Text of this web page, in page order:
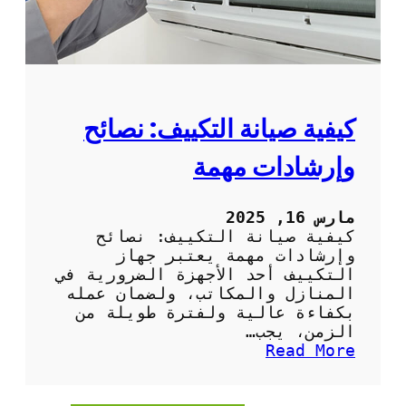
ا
ل
د
و
ة
ل
ك
ف
ا
ت
ا
ل
ه
كيفية صيانة التكييف: نصائح
وإرشادات مهمة
مارس 16, 2025
كيفية صيانة التكييف: نصائح
وإرشادات مهمة يعتبر جهاز
التكييف أحد الأجهزة الضرورية في
المنازل والمكاتب، ولضمان عمله
بكفاءة عالية ولفترة طويلة من
الزمن، يجب…
Read More